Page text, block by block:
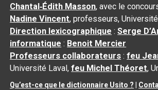
Chantal‑Édith Masson, avec le
Nadine Vincent, professeurs,
Direction lexicographique :Serge
informatique : Benoit Mercier
Professeurs collaborateurs :feu
Université Laval,feu Michel Théoret,
Qu’est-ce que le dictionnaire Usito ?